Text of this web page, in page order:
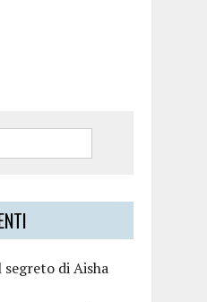
di Aisha